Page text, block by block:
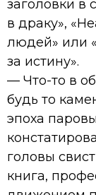
заголовки в
в драку»,
людей» или
за истину».
— Что-то в
будь то
эпоха
головы
книга,